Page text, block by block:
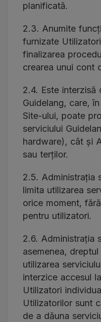
planificată.
2.3. Anumite
furnizate
finalizarea
crearea unui cont
2.4. Este interzisă
Guidelang, care,
Site-ului, poate
serviciului
hardware), cât și
sau terților.
2.5. Administrația
limita utilizarea
orice moment,
pentru utilizatori.
2.6. Administrația
asemenea,
utilizarea
interzice accesul
Utilizatori
Utilizatorilor sunt
de a dăuna